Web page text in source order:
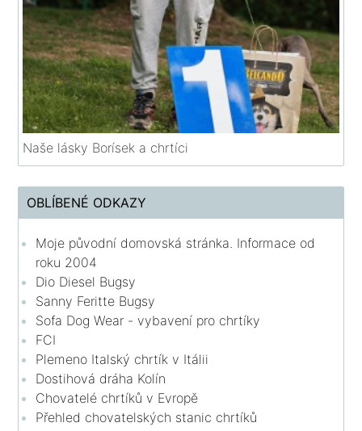
Naše lásky Borísek a chrtíci
OBLÍBENÉ ODKAZY
Moje původní domovská stránka. Informace od
roku 2004
Dio Diesel Bugsy
Sanny Feritte Bugsy
Sofa Dog Wear - vybavení pro chrtíky
FCI
Plemeno Italský chrtík v Itálii
Dostihová dráha Kolín
Chovatelé chrtíků v Evropě
Přehled chovatelských stanic chrtíků